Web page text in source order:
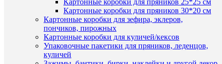
Картонные коробки для пряников 25*25 см
Картонные коробки для пряников 30*20 см
Картонные коробки для зефира, эклеров,
пончиков, пирожных
Картонные коробки для куличей/кексов
Упаковочные пакетики для пряников, леденцов,
куличей
1
клик
В